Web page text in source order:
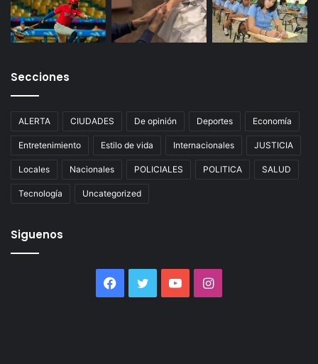
Secciones
ALERTA CIUDADES De opinión Deportes Economía
Entretenimiento Estilo de vida Internacionales JUSTICIA
Locales Nacionales POLICIALES POLITICA SALUD
Tecnología Uncategorized
Siguenos
Facebook
TwitterYouTubeInstagram